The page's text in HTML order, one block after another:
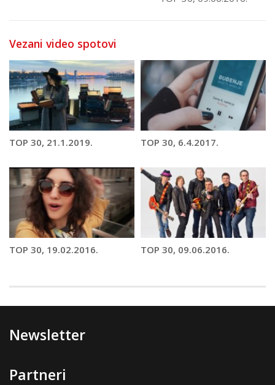
Vezani video spotovi
TOP 30, 21.1.2019. TOP 30, 6.4.2017.
TOP 30, 19.02.2016. TOP 30, 09.06.2016.
Newsletter
Partneri